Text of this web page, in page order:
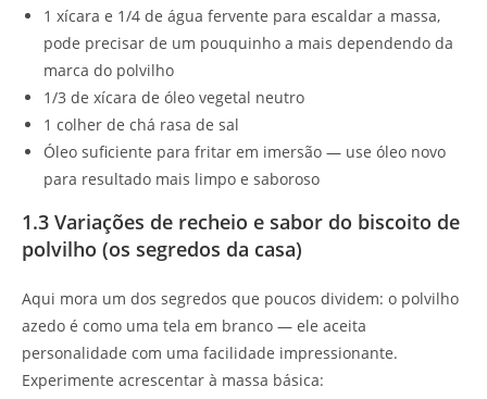
1 xícara e 1/4 de água fervente para escaldar a massa,
pode precisar de um pouquinho a mais dependendo da
marca do polvilho
1/3 de xícara de óleo vegetal neutro
1 colher de chá rasa de sal
Óleo suficiente para fritar em imersão — use óleo novo
para resultado mais limpo e saboroso
1.3 Variações de recheio e sabor do biscoito de
polvilho (os segredos da casa)
Aqui mora um dos segredos que poucos dividem: o polvilho
azedo é como uma tela em branco — ele aceita
personalidade com uma facilidade impressionante.
Experimente acrescentar à massa básica: